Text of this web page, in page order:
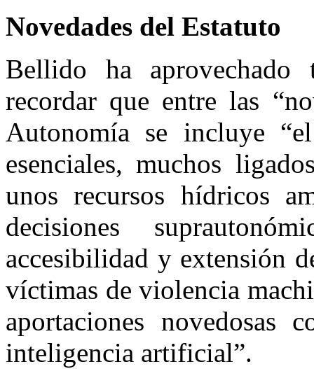
Novedades del Estatuto
Bellido ha aprovechado
recordar que entre las
Autonomía se incluye
esenciales, muchos
unos recursos hídricos
decisiones
accesibilidad y extensión
víctimas de violencia
aportaciones novedosas
inteligencia artificial”.